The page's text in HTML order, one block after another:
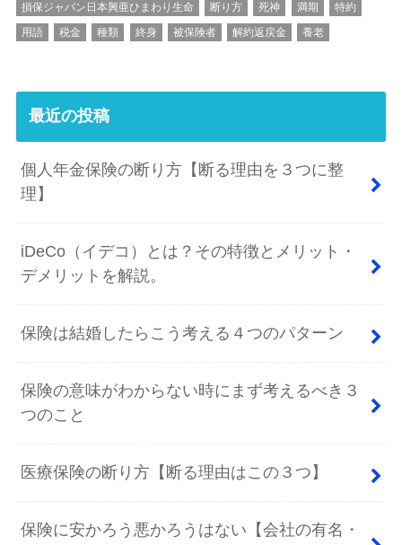
損保ジャパン日本興亜ひまわり生命
断り方 死神 満期
特約
用語
税金 種類 終身 被保険者 解約返戻金 養老
最近の投稿
個人年金保険の断り方【断る理由を３つに整
理】
iDeCo（イデコ）とは？その特徴とメリット・
デメリットを解説。
保険は結婚したらこう考える４つのパターン
保険の意味がわからない時にまず考えるべき３
つのこと
医療保険の断り方【断る理由はこの３つ】
保険に安かろう悪かろうはない【会社の有名・